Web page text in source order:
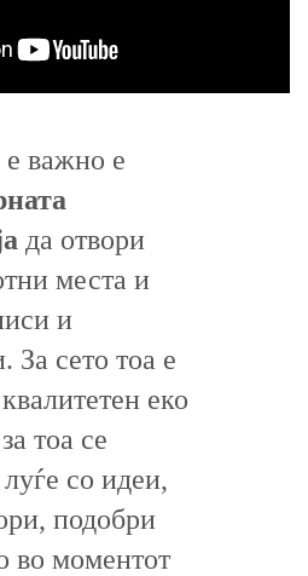
важно е
да отвори
места и
и
За сето тоа е
еко
тоа се
со идеи,
подобри
во моментот